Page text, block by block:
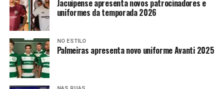
Jacuipense apresenta novos patrocinadores e
uniformes da temporada 2026
NO ESTILO
Palmeiras apresenta novo uniforme Avanti 2025